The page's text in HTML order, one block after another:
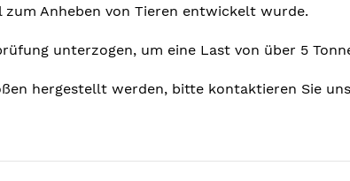
zum Anheben von Tieren entwickelt wurde.
unterzogen, um eine Last von über 5
hergestellt werden, bitte kontaktieren Sie